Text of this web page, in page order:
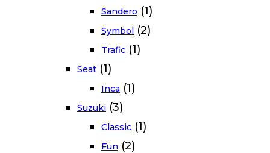
Sandero (1)
Symbol (2)
Trafic (1)
Seat (1)
Inca (1)
Suzuki (3)
Classic (1)
Fun (2)